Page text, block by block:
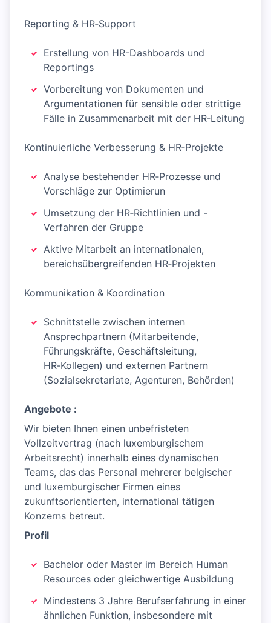
Reporting & HR‑Support
Erstellung von HR-Dashboards und
Reportings
Vorbereitung von Dokumenten und
Argumentationen für sensible oder strittige
Fälle in Zusammenarbeit mit der HR‑Leitung
Kontinuierliche Verbesserung & HR‑Projekte
Analyse bestehender HR‑Prozesse und
Vorschläge zur Optimierun
Umsetzung der HR‑Richtlinien und -
Verfahren der Gruppe
Aktive Mitarbeit an internationalen,
bereichsübergreifenden HR‑Projekten
Kommunikation & Koordination
Schnittstelle zwischen internen
Ansprechpartnern (Mitarbeitende,
Führungskräfte, Geschäftsleitung,
HR‑Kollegen) und externen Partnern
(Sozialsekretariate, Agenturen, Behörden)
Angebote :
Wir bieten Ihnen einen unbefristeten
Vollzeitvertrag (nach luxemburgischem
Arbeitsrecht) innerhalb eines dynamischen
Teams, das das Personal mehrerer belgischer
und luxemburgischer Firmen eines
zukunftsorientierten, international tätigen
Konzerns betreut.
Profil
Bachelor oder Master im Bereich Human
Resources oder gleichwertige Ausbildung
Mindestens 3 Jahre Berufserfahrung in einer
ähnlichen Funktion, insbesondere mit